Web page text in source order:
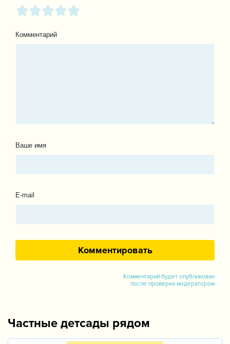
Комментарий
Ваше имя
E-mail
Комментарий будет опубликован
после проверки модератором
Частные детсады рядом